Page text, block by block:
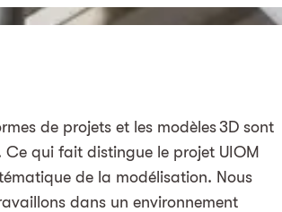
de projets et les modèles 3D sont
qui fait distingue le projet UIOM
de la modélisation. Nous
dans un environnement